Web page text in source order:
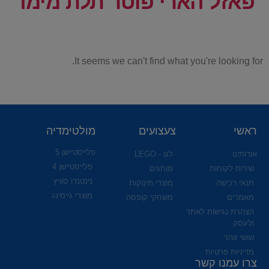
It seems we can't find what you're looking for.
ראשי
אודותינו
שירות לקוחות
תנאי רכישה
מאמרים
הצהרת נגישות לאתר
ולעסק
שושי זוהר
מדיניות פרטיות
צעצועים
לגו - LEGO
מותגים
מוצרי תינוקות
משחקי קופסה
מולטימדיה
פלייסטיישן 5
פלייסטיישן 4
נינטנדו סוויץ
מוצרי גיימינג
צרו עמנו קשר